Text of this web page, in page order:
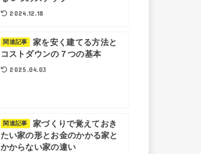
2024.12.18
関連記事
家を安く建てる方法と
コストダウンの７つの基本
2025.04.03
関連記事
家づくりで覚えておき
たい家の形とお金のかかる家と
かからない家の違い